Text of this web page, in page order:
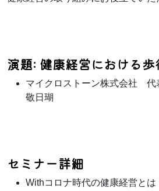
演題: 健康経営における
マイクロストーン株式会社
敬日瑚
セミナー詳細
Withコロナ時代の健康経営とは